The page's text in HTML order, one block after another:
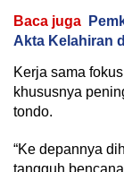
Baca juga
Akta Kelahiran
Kerja sama
khususnya
tondo.
“Ke depannya
tangguh